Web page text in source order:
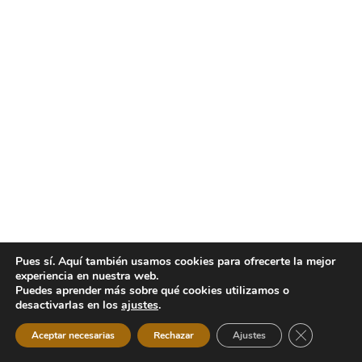
Pues sí. Aquí también usamos cookies para ofrecerte la mejor
experiencia en nuestra web.
Puedes aprender más sobre qué cookies utilizamos o
desactivarlas en los ajustes.
Aceptar necesarias Rechazar Ajustes Cerrar el